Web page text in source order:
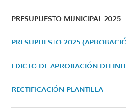
PRESUPUESTO MUNICIPAL 2025
PRESUPUESTO 2025
EDICTO DE APROBACIÓN
RECTIFICACIÓN PLANTILLA